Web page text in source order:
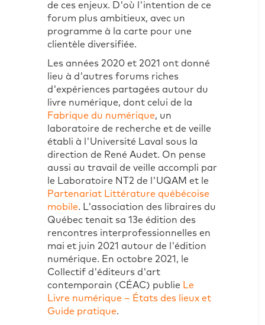
de ces enjeux. D'où l'intention de ce
forum plus ambitieux, avec un
programme à la carte pour une
clientèle diversifiée.
Les années 2020 et 2021 ont donné
lieu à d'autres forums riches
d'expériences partagées autour du
livre numérique, dont celui de la
Fabrique du numérique, un
laboratoire de recherche et de veille
établi à l'Université Laval sous la
direction de René Audet. On pense
aussi au travail de veille accompli par
le Laboratoire NT2 de l'UQAM et le
Partenariat Littérature québécoise
mobile. L'association des libraires du
Québec tenait sa 13e édition des
rencontres interprofessionnelles en
mai et juin 2021 autour de l'édition
numérique. En octobre 2021, le
Collectif d'éditeurs d'art
contemporain (CÉAC) publie Le
Livre numérique – États des lieux et
Guide pratique.